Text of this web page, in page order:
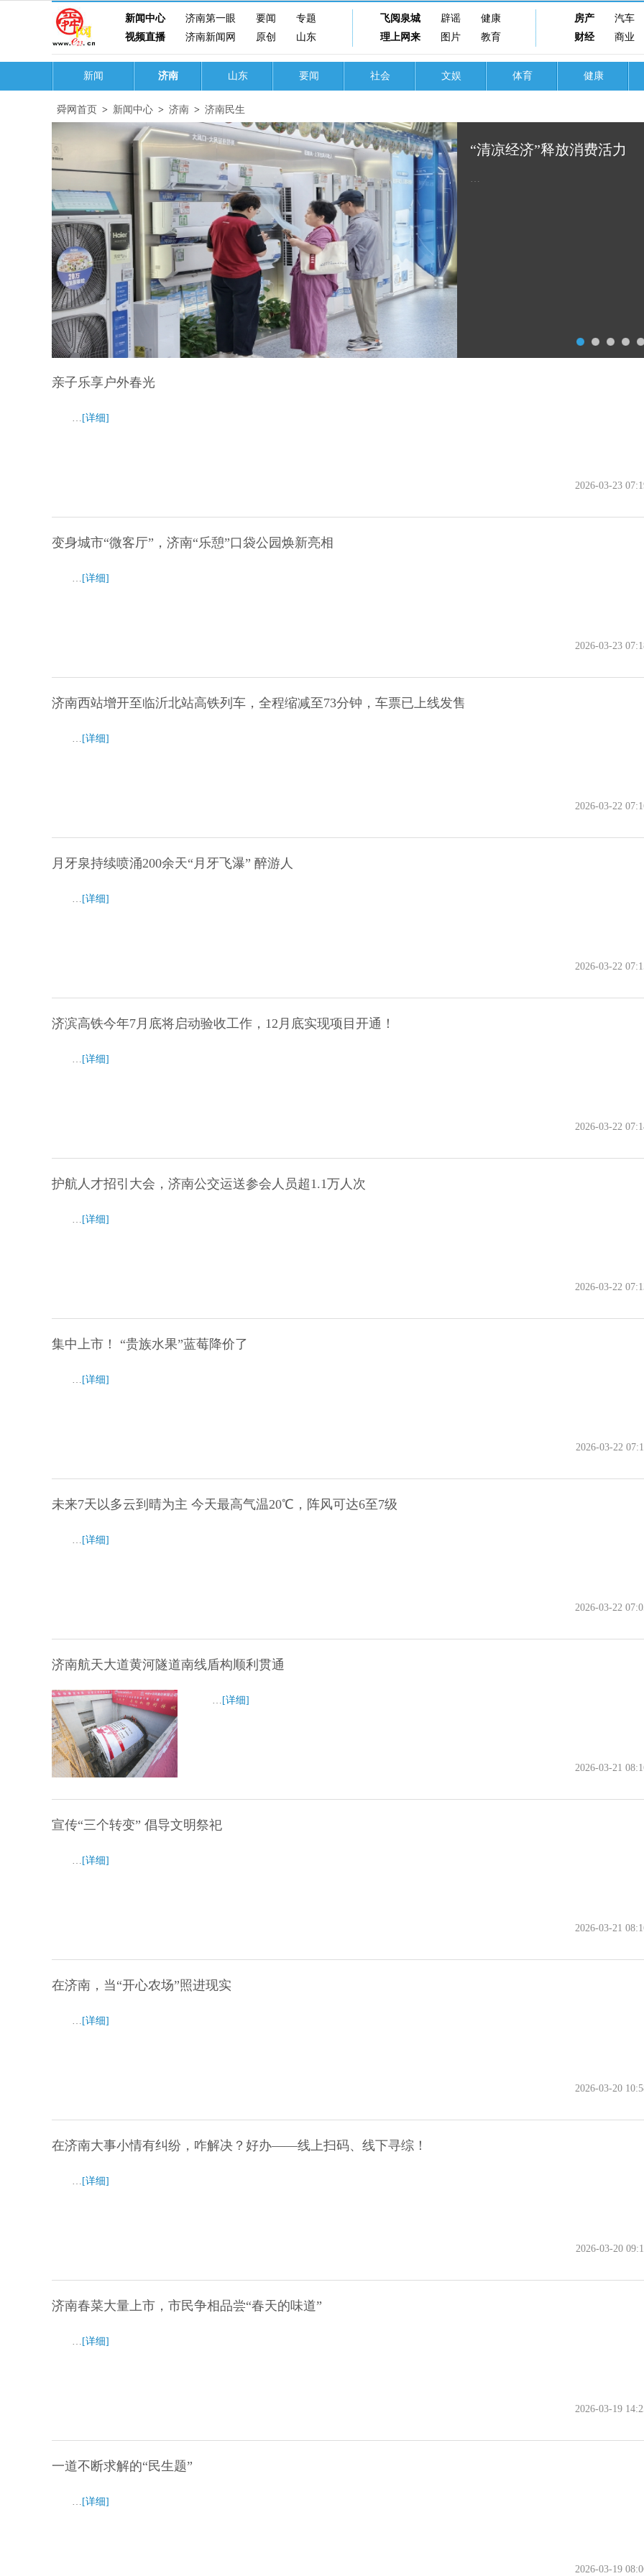
新闻中心 济南第一眼 要闻 专题 飞阅泉城 辟谣 健康 房产
汽车
视频直播
济南新闻网 原创 山东 理上网来 图片 教育 财经 商业
新闻 济南 山东 要闻 社会 文娱 体育 健康
舜网首页 > 新闻中心 > 济南 > 济南民生
“清凉经济”释放消费活力
…
亲子乐享户外春光
… [详细]
2026-03-23
变身城市“微客厅”，济南“乐憩”口袋公园焕新亮相
… [详细]
2026-03-23
济南西站增开至临沂北站高铁列车，全程缩减至73分钟，车票已上线发售
… [详细]
2026-03-22
月牙泉持续喷涌200余天“月牙飞瀑” 醉游人
… [详细]
2026-03-22
济滨高铁今年7月底将启动验收工作，12月底实现项目开通！
… [详细]
2026-03-22
护航人才招引大会，济南公交运送参会人员超1.1万人次
… [详细]
2026-03-22
集中上市！ “贵族水果”蓝莓降价了
… [详细]
2026-03-22
未来7天以多云到晴为主 今天最高气温20℃，阵风可达6至7级
… [详细]
2026-03-22
济南航天大道黄河隧道南线盾构顺利贯通
… [详细]
2026-03-21
宣传“三个转变” 倡导文明祭祀
… [详细]
2026-03-21
在济南，当“开心农场”照进现实
… [详细]
2026-03-20
在济南大事小情有纠纷，咋解决？好办——线上扫码、线下寻综！
… [详细]
2026-03-20
济南春菜大量上市，市民争相品尝“春天的味道”
… [详细]
2026-03-19
一道不断求解的“民生题”
… [详细]
2026-03-19